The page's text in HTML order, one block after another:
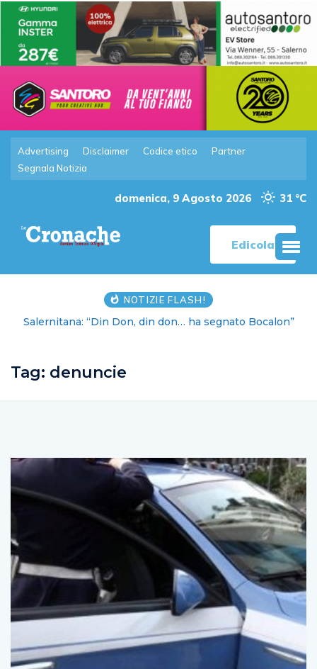
Advertising Disclaimer Codice etico
Partner
Segnala Notizia
domenica, 9 Agosto 2026 31 °C
Edicola
NOTIZIE FLASH!
Salernitana: “Din Don, din don… ha segnato Bocalon”
Tag: denuncie